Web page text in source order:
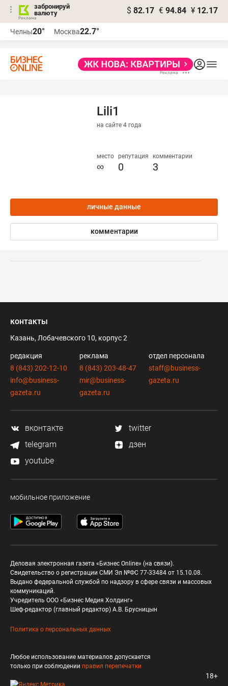
забронируй
валюту
$ 82.17 € 94.84 ¥ 12.17
Челны20° Москва22.7°
Lili1
на сайте 4 года
место
∞
репутация
0
комментарии
3
личные данные
комментарии
контакты
Казань, Лобачевского 10, корпус 2
редакция
8 (843) 202-12-10
info@business-
gazeta.ru
реклама
8 (843) 203-48-47
mir@business-
gazeta.ru
отдел персонала
staff@business-
gazeta.ru
вконтакте
twitter
telegram
дзен
youtube
мобильное приложение
Деловая электронная газета «Бизнес Online» (на связи).
Свидетельство о регистрации СМИ Эл №ФС 77-33484 от 15.10.08.
Выдано федеральной службой по надзору в сфере связи и массовых
коммуникаций.
Учредитель ООО «Бизнес Медия Холдинг»
Шеф-редактор (главный редактор) А.В. Брусницын
Политика о персональных данных
Любое использование материалов допускается
только при соблюдении правил перепечатки
18+